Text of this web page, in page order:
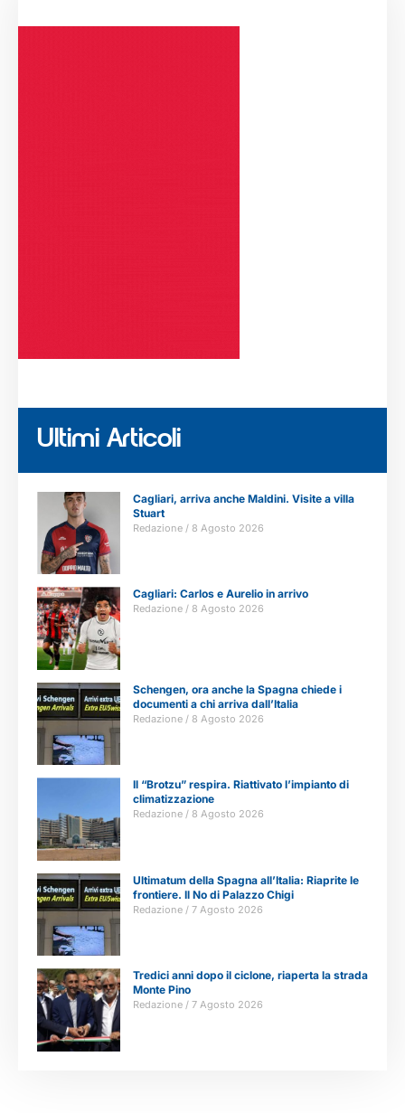
Ultimi Articoli
Cagliari, arriva anche Maldini. Visite a villa
Stuart
Redazione 8 Agosto 2026
Cagliari: Carlos e Aurelio in arrivo
Redazione 8 Agosto 2026
Schengen, ora anche la Spagna chiede i
documenti a chi arriva dall’Italia
Redazione 8 Agosto 2026
Il “Brotzu” respira. Riattivato l’impianto di
climatizzazione
Redazione 8 Agosto 2026
Ultimatum della Spagna all’Italia: Riaprite le
frontiere. Il No di Palazzo Chigi
Redazione 7 Agosto 2026
Tredici anni dopo il ciclone, riaperta la strada
Monte Pino
Redazione 7 Agosto 2026